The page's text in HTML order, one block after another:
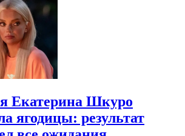
Екатерина Шкуро
ягодицы: результат